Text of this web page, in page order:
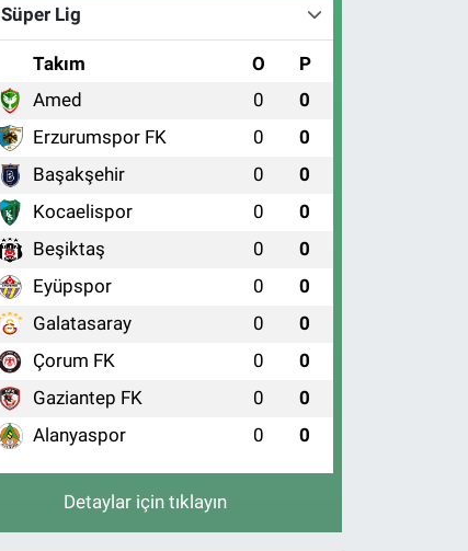
Süper Lig
Takım O P
Amed 0 0
Erzurumspor FK 0 0
Başakşehir 0 0
Kocaelispor 0 0
Beşiktaş 0 0
Eyüpspor 0 0
Galatasaray 0 0
Çorum FK 0 0
Gaziantep FK 0 0
Alanyaspor 0 0
Detaylar için tıklayın